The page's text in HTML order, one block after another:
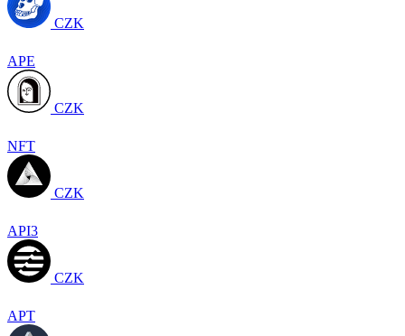
CZK
APE
CZK
NFT
CZK
API3
CZK
APT